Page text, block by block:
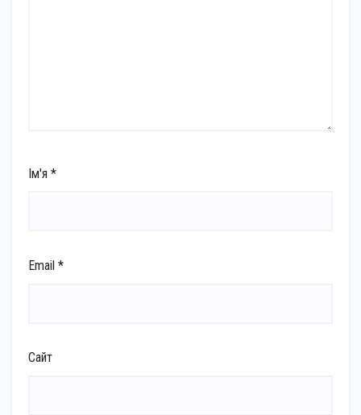
Ім'я *
Email *
Сайт